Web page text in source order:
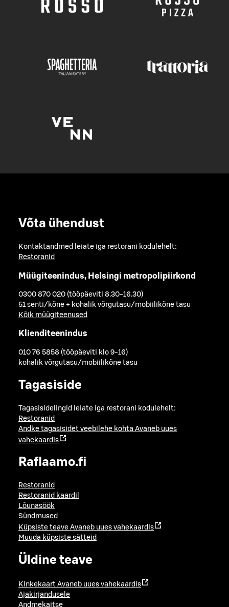
Võta ühendust
Kontaktandmed leiate iga restorani kodulehelt:
Restoranid
Müügiteenindus, Helsingi metropolipiirkond
0300 870 020 (tööpäeviti 8.30-16.30)
51 senti/kõne + kohalik võrgutasu/mobiilikõne tasu
Kõik müügiteenused
Klienditeenindus
010 76 5858 (tööpäeviti klo 9-16)
kohalik võrgutasu/mobiilikõne tasu
Tagasiside
Tagasisidelingid leiate iga restorani kodulehelt:
Restoranid
Andke tagasisidet veebilehe kohta Avaneb uues
vahekaardis
Raflaamo.fi
Restoranid
Restoranid kaardil
Lõunasöök
Sündmused
Küpsiste teave Avaneb uues vahekaardis
Muuda küpsiste sätteid
Üldine teave
Kinkekaart Avaneb uues vahekaardis
Ajakirjandusele
Andmekaitse